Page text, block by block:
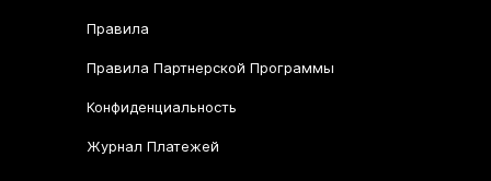
Правила
Правила Партнерской Программы
Конфиденциальность
Журнал Платежей